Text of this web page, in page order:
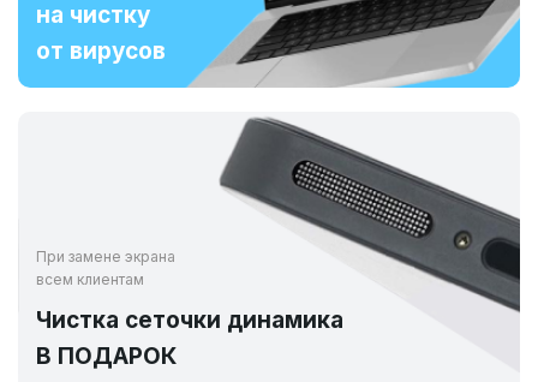
на чистку
от вирусов
При замене экрана
всем клиентам
Чистка сеточки динамика
В ПОДАРОК